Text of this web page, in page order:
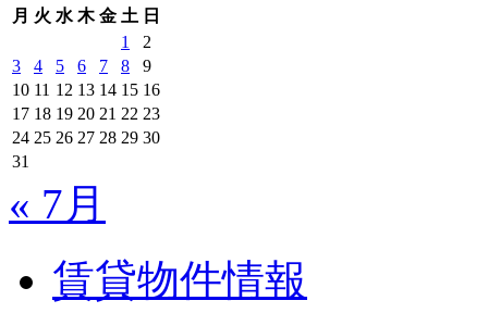
月 火 水 木 金 土 日
1
2
3
4 5 6 7 8
9
10 11 12 13 14 15 16
17 18 19 20 21 22 23
24 25 26 27 28 29 30
31
« 7月
賃貸物件情報